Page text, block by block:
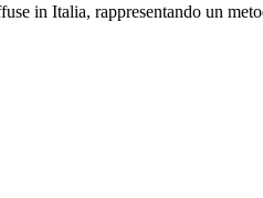
in Italia, rappresentando un